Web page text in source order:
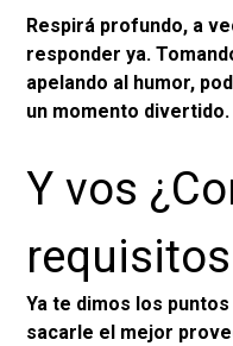
Respirá profundo, a
responder ya.
apelando al humor,
un momento divertido.
Y vos
Ya te dimos los
sacarle el mejor